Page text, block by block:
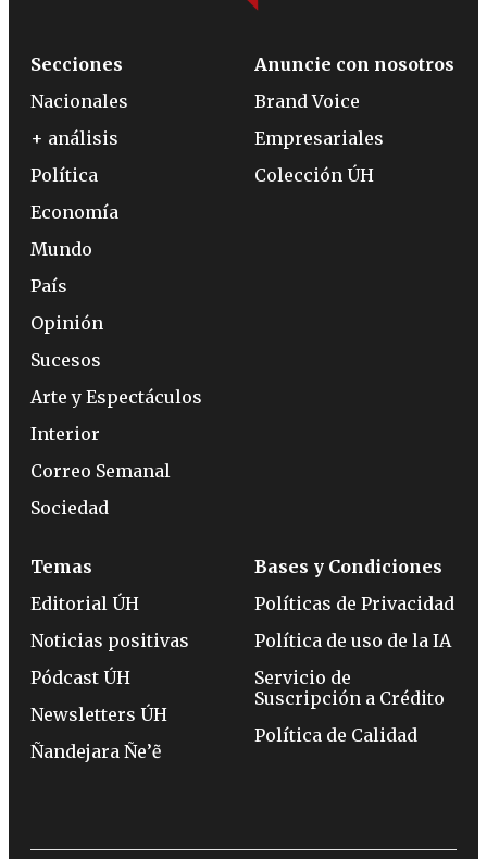
Secciones
Nacionales
+ análisis
Política
Economía
Mundo
País
Opinión
Sucesos
Arte y Espectáculos
Interior
Correo Semanal
Sociedad
Anuncie con nosotros
Brand Voice
Empresariales
Colección ÚH
Temas
Editorial ÚH
Noticias positivas
Pódcast ÚH
Newsletters ÚH
Ñandejara Ñe’ẽ
Bases y Condiciones
Políticas de Privacidad
Política de uso de la IA
Servicio de
Suscripción a Crédito
Política de Calidad